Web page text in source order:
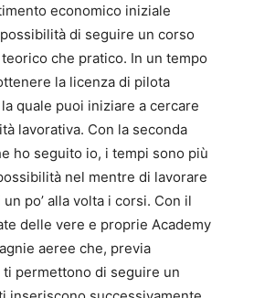
economico iniziale
di seguire un corso
che pratico. In un tempo
la licenza di pilota
quale puoi iniziare a cercare
lavorativa. Con la seconda
ho seguito io, i tempi sono più
nel mentre di lavorare
po’ alla volta i corsi. Con il
delle vere e proprie Academy
aeree che, previa
permettono di seguire un